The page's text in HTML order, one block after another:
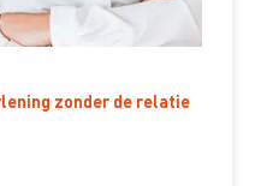
zonder de relatie